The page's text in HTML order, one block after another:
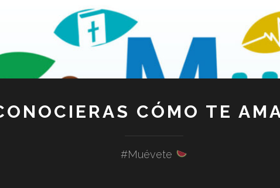
CÓMO TE
#Muévete